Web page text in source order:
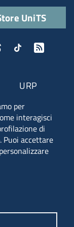
per
interagisci
di
Puoi accettare
Italia -
URP
UniTS